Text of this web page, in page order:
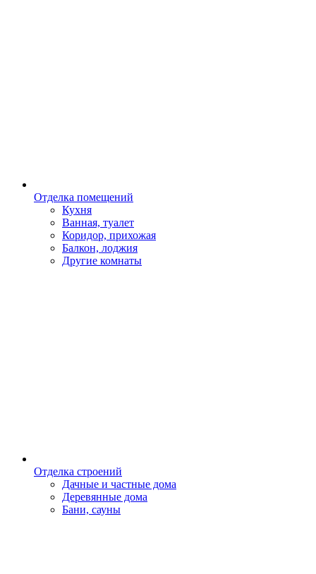
Отделка помещений
Кухня
Ванная, туалет
Коридор, прихожая
Балкон, лоджия
Другие комнаты
Отделка строений
Дачные и частные дома
Деревянные дома
Бани, сауны